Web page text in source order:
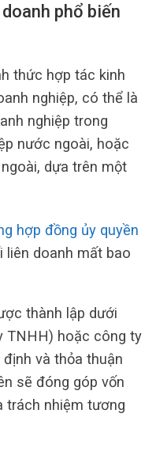
phổ biến
thức hợp tác kinh
nghiệp, có thể là
nghiệp trong
nước ngoài, hoặc
dựa trên một
hợp đồng ủy quyền
liên doanh mất bao
thành lập dưới
TNHH) hoặc công ty
và thỏa thuận
sẽ đóng góp vốn
trách nhiệm tương